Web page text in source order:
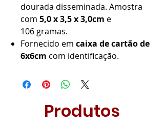
dourada disseminada. Amostra
com 5,0 x 3,5 x 3,0cm e
106 gramas.
Fornecido em caixa de cartão de
6x6cm com identificação.
Produtos